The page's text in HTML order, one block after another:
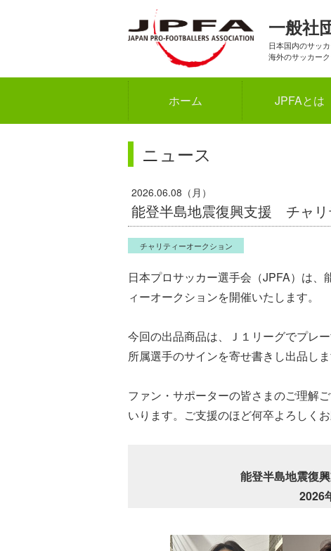
一般社
日本国内のサッ
海外のサッカー
ホーム JPFAとは
ニュース
2026.06.08（月）
能登半島地震復興支援 チャリ
チャリティーオークション
日本プロサッカー選手会（JPFA）は
ィーオークションを開催いたします。
今回の出品商品は、Ｊ１リーグでプレ
所属選手のサインを寄せ書きし出品しま
ファン・サポーターの皆さまのご理解
いります。ご支援のほど何卒よろしくお
能登半島地震復
2026